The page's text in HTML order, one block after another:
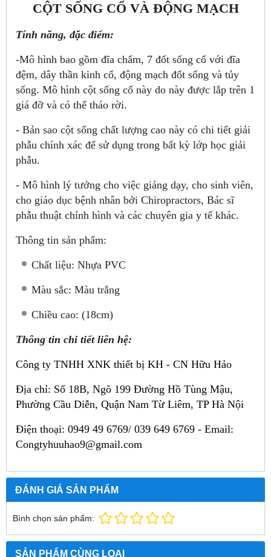
CỘT SỐNG CỔ VÀ ĐỘNG MẠCH
Tính năng, đặc điểm:
-Mô hình bao gồm đĩa chẩm, 7 đốt sống cổ với đĩa
đệm, dây thần kinh cổ, động mạch đốt sống và tủy
sống. Mô hình cột sống cổ này do này được lắp trên 1
giá đỡ và có thể tháo rời.
- Bản sao cột sống chất lượng cao này có chi tiết giải
phẫu chính xác để sử dụng trong bất kỳ lớp học giải
phẫu.
- Mô hình lý tưởng cho việc giảng dạy, cho sinh viên,
cho giáo dục bệnh nhân bởi Chiropractors, Bác sĩ
phẫu thuật chỉnh hình và các chuyên gia y tế khác.
Thông tin sản phẩm:
Chất liệu: Nhựa PVC
Màu sắc: Màu trắng
Chiều cao: (18cm)
Thông tin chi tiết liên hệ:
Công ty TNHH XNK thiết bị KH - CN Hữu Hảo
Địa chỉ: Số 18B, Ngõ 199 Đường Hồ Tùng Mậu,
Phường Cầu Diễn, Quận Nam Từ Liêm, TP Hà Nội
Điện thoại: 0949 49 6769/ 039 649 6769 - Email:
Congtyhuuhao9@gmail.com
ĐÁNH GIÁ SẢN PHẨM
Bình chọn sản phẩm:
SẢN PHẨM CÙNG LOẠI